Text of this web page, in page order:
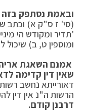
ובאמת נסתפק בזה
(סי' ז ס"ק א) וכתב
'תדיר ומקודש הי
ומוספין ט, ב) שיכול
אמנם השאגת אריה
שאין דין קדימה
דאורייתא נחשב
הרשות ה"נ אין דין
דרבנן קודם.